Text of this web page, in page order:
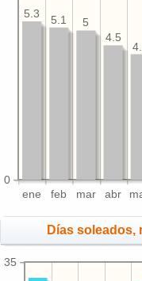
ene feb mar abr
0
4.5
5
5.1
5.3
Días soleados,
35